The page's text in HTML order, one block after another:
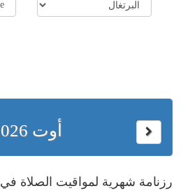
أوت 2026
رزنامة شهرية لمواقيت الصلاة في Cantanhede - البرتغال